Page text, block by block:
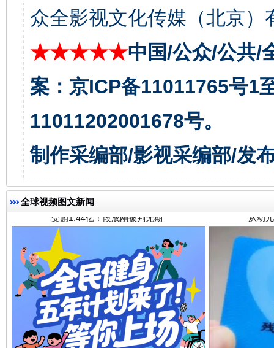
众全影视文化传媒（北京）
★★★★★中国/公众/公共/
案：京ICP备11011765号1
11011202001678号。
制作采编部/影视采编部/发
全球视频图文新闻
全民健身五年计划来了！等你上场